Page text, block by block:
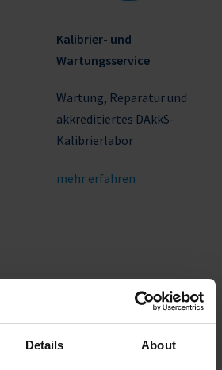
Details About
Kalibrier- und
Wartungsservice
Wartung, Reparatur und
akkreditiertes DAkkS-
Kalibrierlabor
mehr erfahren